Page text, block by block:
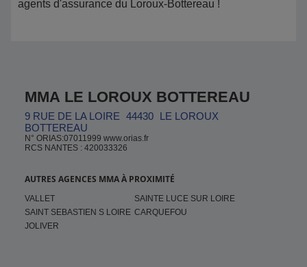
agents d'assurance du Loroux-Bottereau !
MMA LE LOROUX BOTTEREAU
9 RUE DE LA LOIRE 44430 LE LOROUX
BOTTEREAU
N° ORIAS:07011999 www.orias.fr
RCS NANTES : 420033326
AUTRES AGENCES MMA À PROXIMITÉ
VALLET
SAINTE LUCE SUR LOIRE
SAINT SEBASTIEN S LOIRE
JOLIVER
CARQUEFOU